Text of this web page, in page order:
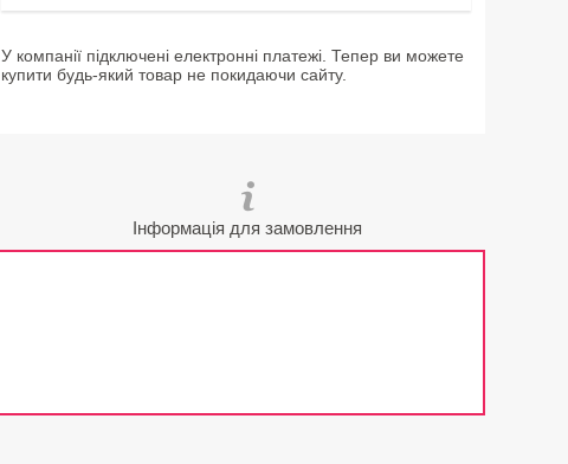
У компанії підключені електронні платежі. Тепер ви можете
купити будь-який товар не покидаючи сайту.
Інформація для замовлення